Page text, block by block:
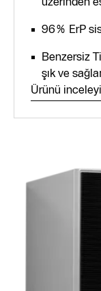
96% ErP
Benzersiz
şık ve
Ürünü